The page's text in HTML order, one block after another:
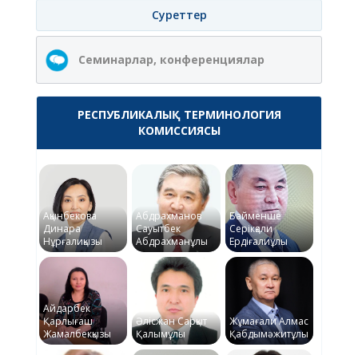
Суреттер
Семинарлар, конференциялар
РЕСПУБЛИКАЛЫҚ ТЕРМИНОЛОГИЯ
КОМИССИЯСЫ
Ақынбекова
Динара
Нұрғалиқызы
Абдрахманов
Сауытбек
Абдрахманұлы
Байменше
Серікқали
Ердіғалиұлы
Айдарбек
Қарлығаш
Жамалбекқызы
Әлісжан Сарқыт
Қалымұлы
Жұмағали Алмас
Қабдымәжитұлы